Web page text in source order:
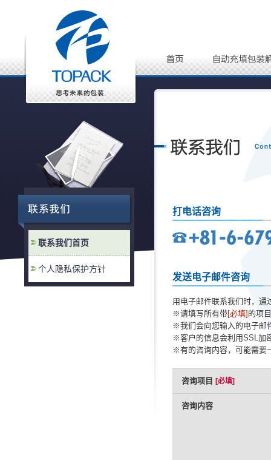
联系我们首页
个人隐私保护方针
打电话咨询
发送电子邮件咨询
用电子邮件联系我们时，通
※请填写所有带[必填] 的项
※我们会向您输入的电子邮
※客户的信息会利用SSL加
※有的咨询内容，可能需要
咨询项目 [必填]
咨询内容